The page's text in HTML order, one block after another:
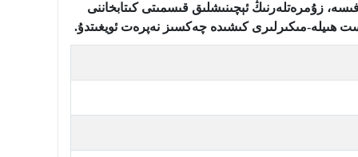
زۇمرەتلەرنىڭ ئېچىنىشلىق قىسمىتى كىتابخاننى
ھىيلە-مىكىرلىرى كىشىدە چەكسىز نەپرەت ئويغىتدۇ.